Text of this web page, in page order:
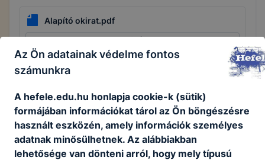
Alapító okirat.pdf
Letöltés
Gipszkartonszerelő_szakmai
program_beszámításos 20231010.pdf
Letöltés
Hő- és hangszigetelő_szakmai
program_beszámításos_2025.pdf
Letöltés
Az Ön adatainak védelme fontos
számunkra
A hefele.edu.hu honlapja cookie-k (sütik)
formájában információkat tárol az Ön böngészésre
használt eszközén, amely információk személyes
adatnak minősülhetnek. Az alábbiakban
lehetősége van dönteni arról, hogy mely típusú